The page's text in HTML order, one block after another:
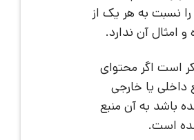
نسبت به هر یک از
و امثال آن ندارد.
است اگر محتوای
داخلی یا خارجی
باشد به آن منبع
است.